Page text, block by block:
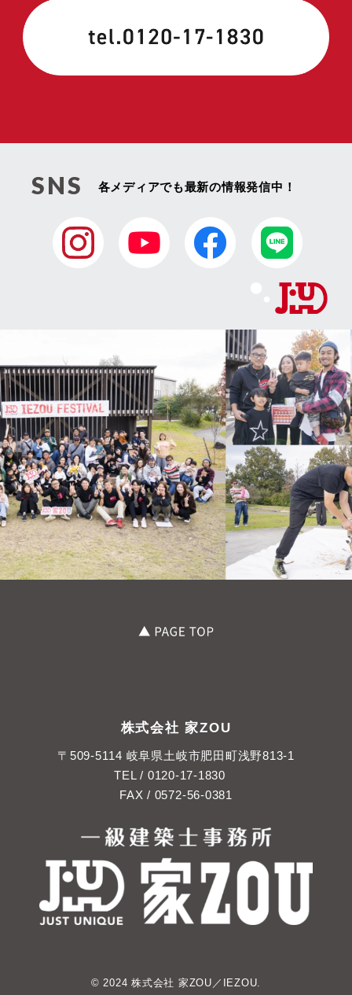
SNS 各メディアでも最新の情報発信中！
株式会社 家ZOU
〒509-5114 岐阜県土岐市肥田町浅野813-1
TEL / 0120-17-1830
FAX / 0572-56-0381
© 2024 株式会社 家ZOU／IEZOU.